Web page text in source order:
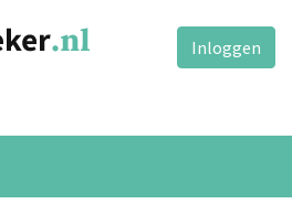
Inloggen